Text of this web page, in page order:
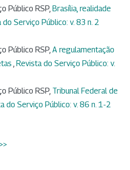
Público RSP, Brasília, realidade
do Serviço Público: v. 83 n. 2
Público RSP, A regulamentação
, Revista do Serviço Público: v.
Público RSP, Tribunal Federal de
do Serviço Público: v. 86 n. 1-2
>>